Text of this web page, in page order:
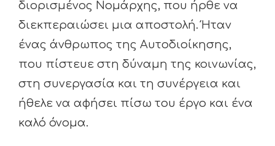
διορισμένος Νομάρχης, που ήρθε να
διεκπεραιώσει μια αποστολή. Ήταν
ένας άνθρωπος της Αυτοδιοίκησης,
που πίστευε στη δύναμη της κοινωνίας,
στη συνεργασία και τη συνέργεια και
ήθελε να αφήσει πίσω του έργο και ένα
καλό όνομα.